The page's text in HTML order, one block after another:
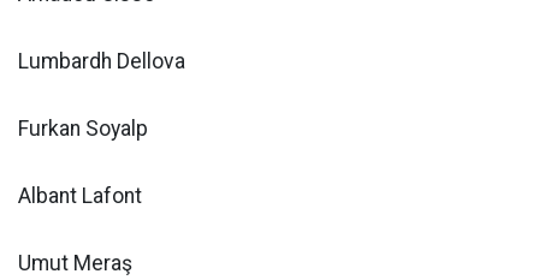
Lumbardh Dellova
Furkan Soyalp
Albant Lafont
Umut Meraş